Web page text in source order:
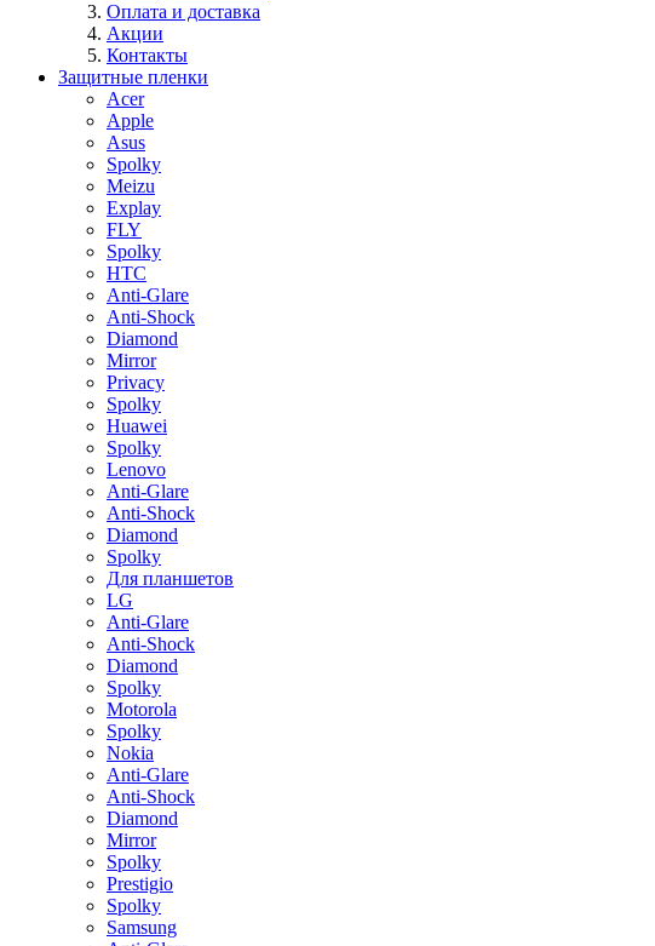
Оплата и доставка
Акции
Контакты
Защитные пленки
Acer
Apple
Asus
Spolky
Meizu
Explay
FLY
Spolky
HTC
Anti-Glare
Anti-Shock
Diamond
Mirror
Privacy
Spolky
Huawei
Spolky
Lenovo
Anti-Glare
Anti-Shock
Diamond
Spolky
Для планшетов
LG
Anti-Glare
Anti-Shock
Diamond
Spolky
Motorola
Spolky
Nokia
Anti-Glare
Anti-Shock
Diamond
Mirror
Spolky
Prestigio
Spolky
Samsung